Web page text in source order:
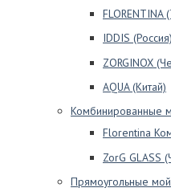
FLORENTINA
IDDIS (Россия)
ZORGINOX
AQUA (Китай)
Комбинированные
Florentina
ZorG GLASS
Прямоугольные